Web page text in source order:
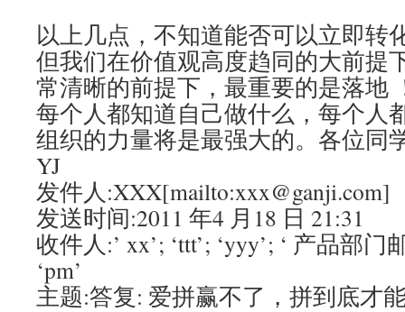
以上几点，不知道能否可以立即转
但我们在价值观高度趋同的大前提
常清晰的前提下，最重要的是落
每个人都知道自己做什么，每个人
组织的力量将是最强大的。各位
YJ
发件人
发送时间:2011 年4 月18 日 21:31
收件人:’ xx’; ‘ttt’; ‘yyy’; ‘ 产品部门
‘pm’
主题:答复: 爱拼赢不了，拼到底才